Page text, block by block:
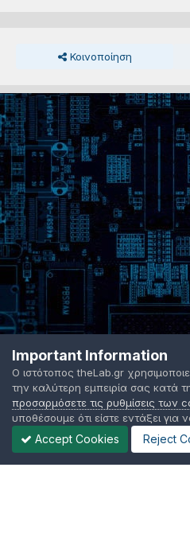
Κοινοποίηση
Important Information
Ο ιστότοπος theLab.gr
την καλύτερη εμπειρία σας κατά
προσαρμόσετε τις ρυθμίσεις των
υποθέσουμε ότι είστε εντάξει για
Accept Cookies Reject